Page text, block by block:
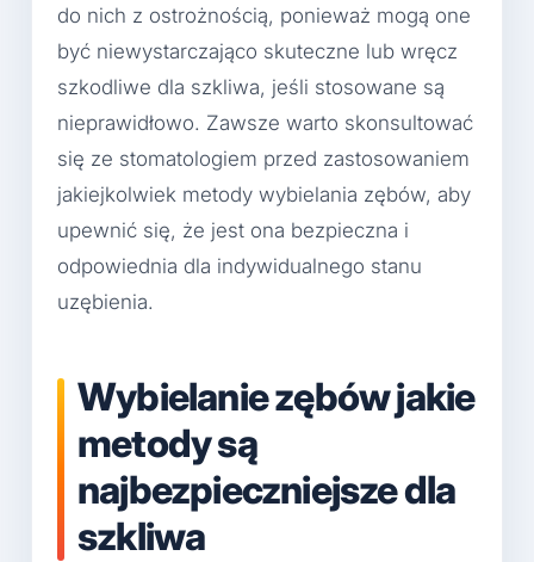
do nich z ostrożnością, ponieważ mogą one
być niewystarczająco skuteczne lub wręcz
szkodliwe dla szkliwa, jeśli stosowane są
nieprawidłowo. Zawsze warto skonsultować
się ze stomatologiem przed zastosowaniem
jakiejkolwiek metody wybielania zębów, aby
upewnić się, że jest ona bezpieczna i
odpowiednia dla indywidualnego stanu
uzębienia.
Wybielanie zębów jakie
metody są
najbezpieczniejsze dla
szkliwa